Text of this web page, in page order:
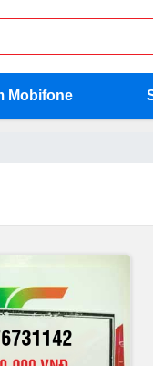
Mobifone